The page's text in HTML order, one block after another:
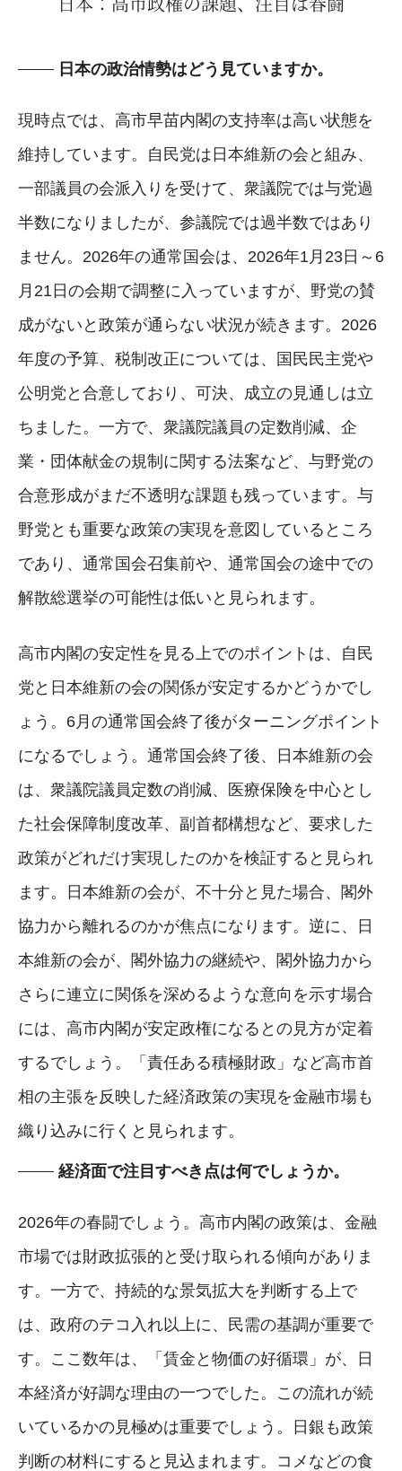
日本の政治情勢はどう見ていますか。
現時点では、高市早苗内閣の支持率は高い状態を
維持しています。自民党は日本維新の会と組み、
一部議員の会派入りを受けて、衆議院では与党過
半数になりましたが、参議院では過半数ではあり
ません。2026年の通常国会は、2026年1月23日～6
月21日の会期で調整に入っていますが、野党の賛
成がないと政策が通らない状況が続きます。2026
年度の予算、税制改正については、国民民主党や
公明党と合意しており、可決、成立の見通しは立
ちました。一方で、衆議院議員の定数削減、企
業・団体献金の規制に関する法案など、与野党の
合意形成がまだ不透明な課題も残っています。与
野党とも重要な政策の実現を意図しているところ
であり、通常国会召集前や、通常国会の途中での
解散総選挙の可能性は低いと見られます。
高市内閣の安定性を見る上でのポイントは、自民
党と日本維新の会の関係が安定するかどうかでし
ょう。6月の通常国会終了後がターニングポイント
になるでしょう。通常国会終了後、日本維新の会
は、衆議院議員定数の削減、医療保険を中心とし
た社会保障制度改革、副首都構想など、要求した
政策がどれだけ実現したのかを検証すると見られ
ます。日本維新の会が、不十分と見た場合、閣外
協力から離れるのかが焦点になります。逆に、日
本維新の会が、閣外協力の継続や、閣外協力から
さらに連立に関係を深めるような意向を示す場合
には、高市内閣が安定政権になるとの見方が定着
するでしょう。「責任ある積極財政」など高市首
相の主張を反映した経済政策の実現を金融市場も
織り込みに行くと見られます。
経済面で注目すべき点は何でしょうか。
2026年の春闘でしょう。高市内閣の政策は、金融
市場では財政拡張的と受け取られる傾向がありま
す。一方で、持続的な景気拡大を判断する上で
は、政府のテコ入れ以上に、民需の基調が重要で
す。ここ数年は、「賃金と物価の好循環」が、日
本経済が好調な理由の一つでした。この流れが続
いているかの見極めは重要でしょう。日銀も政策
判断の材料にすると見込まれます。コメなどの食